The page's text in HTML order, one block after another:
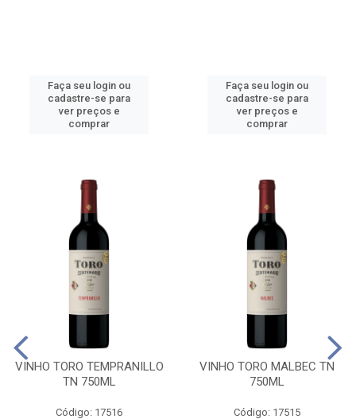
Faça seu login ou
cadastre-se para
ver preços e
comprar
Faça seu login ou
cadastre-se para
ver preços e
comprar
VINHO TORO TEMPRANILLO
TN 750ML
Código: 17516
VINHO TORO MALBEC TN
750ML
Código: 17515